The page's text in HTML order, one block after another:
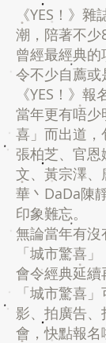
《YES！》
潮，陪著不少
曾經最經典的
令不少自薦
《YES！》報
當年更有唔
喜」而出道，
張柏芝、官
文、黃宗澤
華丶DaDa陳
印象難忘。
無論當年有
「城市驚喜
會令經典延續
「城市驚喜
影、拍廣告
會，快點報名